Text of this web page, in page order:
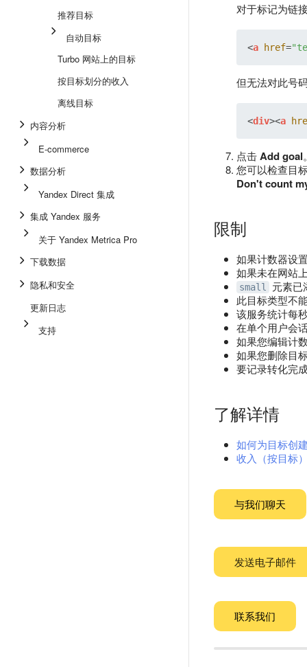
推荐目标
自动目标
Turbo 网站上的目标
按目标划分的收入
离线目标
内容分析
E-commerce
数据分析
Yandex Direct 集成
集成 Yandex 服务
关于 Yandex Metrica Pro
下载数据
隐私和安全
更新日志
支持
对于标记为链
<a href=
但无法对此号
<div><a
点击Add goal
您可以检查目
Don't count
限制
如果计数器设
如果未在网站
small
元素已
此目标类型不
该服务统计每
在单个用户会
如果您编辑计
如果您删除目
要记录转化完
了解详情
如何为目标创
收入（按目标
与我们聊天
发送电子邮件
联系我们